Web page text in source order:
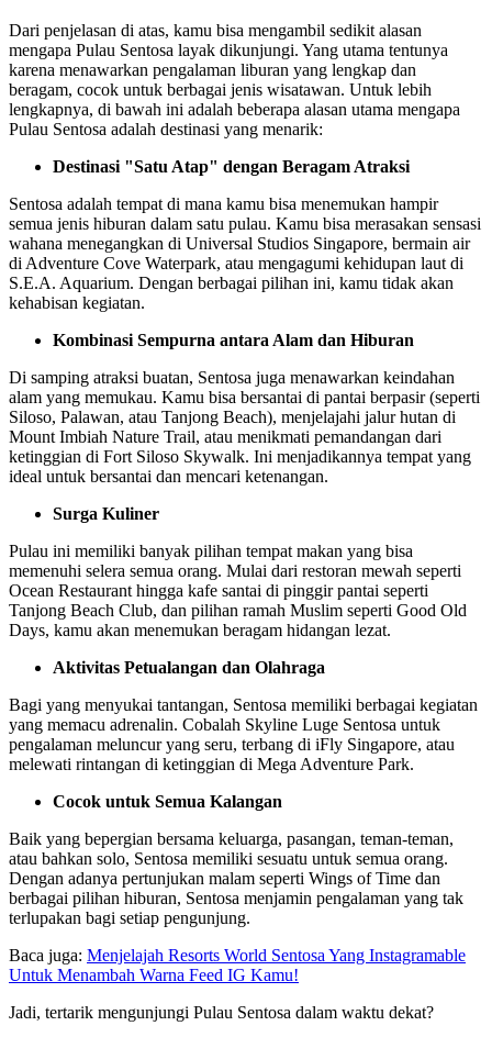
Dari penjelasan di atas, kamu bisa mengambil sedikit alasan
mengapa Pulau Sentosa layak dikunjungi. Yang utama tentunya
karena menawarkan pengalaman liburan yang lengkap dan
beragam, cocok untuk berbagai jenis wisatawan. Untuk lebih
lengkapnya, di bawah ini adalah beberapa alasan utama mengapa
Pulau Sentosa adalah destinasi yang menarik:
Destinasi "Satu Atap" dengan Beragam Atraksi
Sentosa adalah tempat di mana kamu bisa menemukan hampir
semua jenis hiburan dalam satu pulau. Kamu bisa merasakan sensasi
wahana menegangkan di Universal Studios Singapore, bermain air
di Adventure Cove Waterpark, atau mengagumi kehidupan laut di
S.E.A. Aquarium. Dengan berbagai pilihan ini, kamu tidak akan
kehabisan kegiatan.
Kombinasi Sempurna antara Alam dan Hiburan
Di samping atraksi buatan, Sentosa juga menawarkan keindahan
alam yang memukau. Kamu bisa bersantai di pantai berpasir (seperti
Siloso, Palawan, atau Tanjong Beach), menjelajahi jalur hutan di
Mount Imbiah Nature Trail, atau menikmati pemandangan dari
ketinggian di Fort Siloso Skywalk. Ini menjadikannya tempat yang
ideal untuk bersantai dan mencari ketenangan.
Surga Kuliner
Pulau ini memiliki banyak pilihan tempat makan yang bisa
memenuhi selera semua orang. Mulai dari restoran mewah seperti
Ocean Restaurant hingga kafe santai di pinggir pantai seperti
Tanjong Beach Club, dan pilihan ramah Muslim seperti Good Old
Days, kamu akan menemukan beragam hidangan lezat.
Aktivitas Petualangan dan Olahraga
Bagi yang menyukai tantangan, Sentosa memiliki berbagai kegiatan
yang memacu adrenalin. Cobalah Skyline Luge Sentosa untuk
pengalaman meluncur yang seru, terbang di iFly Singapore, atau
melewati rintangan di ketinggian di Mega Adventure Park.
Cocok untuk Semua Kalangan
Baik yang bepergian bersama keluarga, pasangan, teman-teman,
atau bahkan solo, Sentosa memiliki sesuatu untuk semua orang.
Dengan adanya pertunjukan malam seperti Wings of Time dan
berbagai pilihan hiburan, Sentosa menjamin pengalaman yang tak
terlupakan bagi setiap pengunjung.
Baca juga: Menjelajah Resorts World Sentosa Yang Instagramable
Untuk Menambah Warna Feed IG Kamu!
Jadi, tertarik mengunjungi Pulau Sentosa dalam waktu dekat?